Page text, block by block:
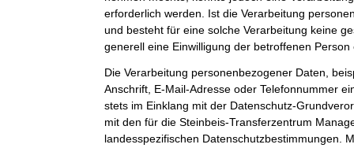
erforderlich werden. Ist die Verarbeitung
und besteht für eine solche Verarbeitung keine
generell eine Einwilligung der betroffenen Person
Die Verarbeitung personenbezogener Daten,
Anschrift, E-Mail-Adresse oder Telefonnummer
stets im Einklang mit der Datenschutz-
mit den für die Steinbeis-Transferzentrum
landesspezifischen Datenschutzbestimmungen.